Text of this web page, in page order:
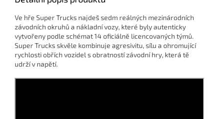
Ve hře Super Trucks najdeš sedm reálných mezinárodních
závodních okruhů a nákladní vozy, které byly autenticky
vytvořeny podle schémat 14 oficiálně licencovaných týmů.
Super Trucks skvěle kombinuje agresivitu, sílu a ohromující
rychlosti obřích vozidel s obratností závodní hry, která tě
udrží v napětí.